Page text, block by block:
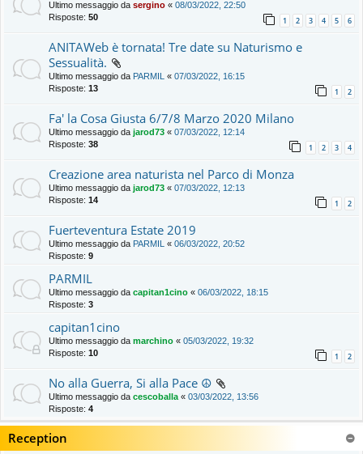
Ultimo messaggio da sergino « 08/03/2022, 22:50
Risposte: 50 1 2 3 4 5 6
ANITAWeb è tornata! Tre date su Naturismo e
Sessualità.
Ultimo messaggio da PARMIL « 07/03/2022, 16:15
Risposte: 13 1 2
Fa' la Cosa Giusta 6/7/8 Marzo 2020 Milano
Ultimo messaggio da jarod73 « 07/03/2022, 12:14
Risposte: 38 1 2 3 4
Creazione area naturista nel Parco di Monza
Ultimo messaggio da jarod73 « 07/03/2022, 12:13
Risposte: 14 1 2
Fuerteventura Estate 2019
Ultimo messaggio da PARMIL « 06/03/2022, 20:52
Risposte: 9
PARMIL
Ultimo messaggio da capitan1cino « 06/03/2022, 18:15
Risposte: 3
capitan1cino
Ultimo messaggio da marchino « 05/03/2022, 19:32
Risposte: 10 1 2
No alla Guerra, Si alla Pace ☮️
Ultimo messaggio da cescoballa « 03/03/2022, 13:56
Risposte: 4
Reception